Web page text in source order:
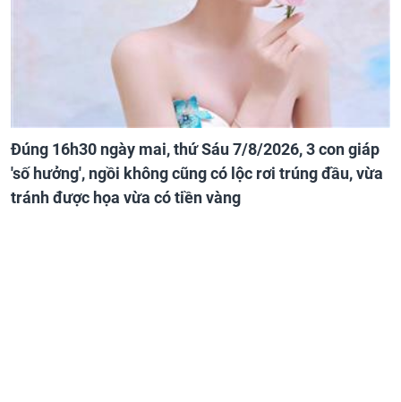
Đúng 16h30 ngày mai, thứ Sáu 7/8/2026, 3 con giáp
'số hưởng', ngồi không cũng có lộc rơi trúng đầu, vừa
tránh được họa vừa có tiền vàng